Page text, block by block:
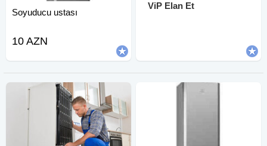
Soyuducu ustası
10 AZN
ViP Elan Et